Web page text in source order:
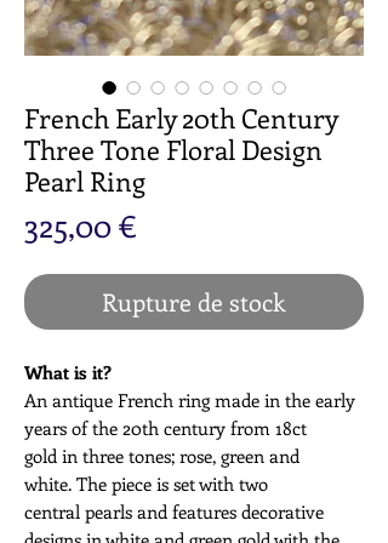
French Early 20th Century
Three Tone Floral Design
Pearl Ring
325,00 €
Rupture de stock
What is it?
An antique French ring made in the early
years of the 20th century from 18ct
gold in three tones; rose, green and
white. The piece is set with two
central pearls and features decorative